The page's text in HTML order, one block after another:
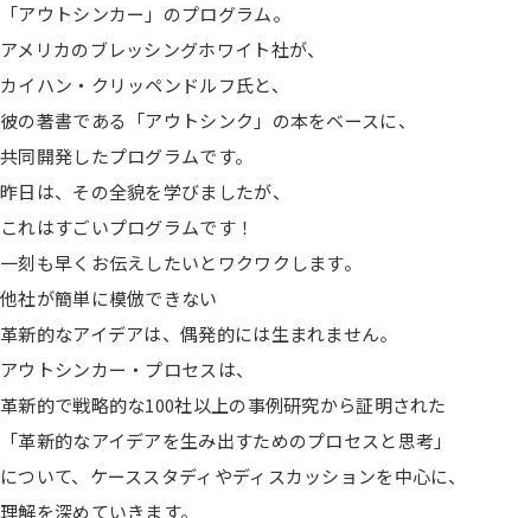
「アウトシンカー」のプログラム。
アメリカのブレッシングホワイト社が、
カイハン・クリッペンドルフ氏と、
彼の著書である「アウトシンク」の本をベースに、
共同開発したプログラムです。
昨日は、その全貌を学びましたが、
これはすごいプログラムです！
一刻も早くお伝えしたいとワクワクします。
他社が簡単に模倣できない
革新的なアイデアは、偶発的には生まれません。
アウトシンカー・プロセス は、
革新的で戦略的な100社以上の事例研究から証明された
「革新的なアイデアを生み出すためのプロセスと思考」
について、ケーススタディやディスカッションを中心に、
理解を深めていきます。